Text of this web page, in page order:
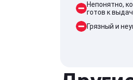
Непонятно,
готов к
Грязный и